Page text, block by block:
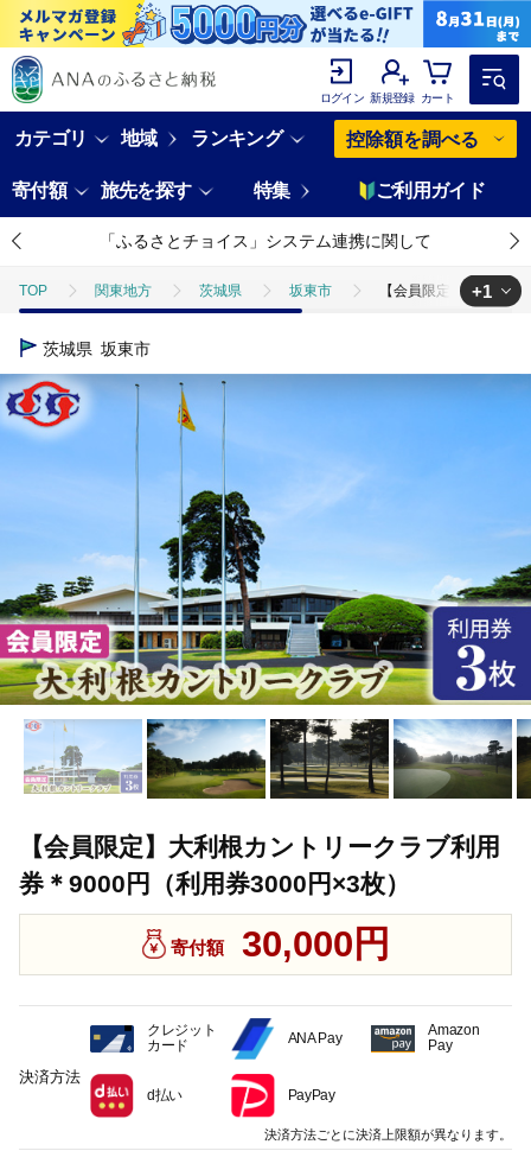
ログイン 新規登録 カート
カテゴリ 地域 ランキング 控除額を調べる
寄付額 旅先を探す 特集 ご利用ガイド
「ふるさとチョイス」システム連携に関して
TOP 関東地方 茨城県 坂東市 【会員限定】大利根
TOP
+1
茨城県 坂東市
【会員限定】大利根カントリークラブ利用
券＊9000円（利用券3000円×3枚）
寄付額 30,000円
決済方法
クレジット
カード
ANA Pay
Amazon
Pay
d払い PayPay
決済方法ごとに決済上限額が異なります。